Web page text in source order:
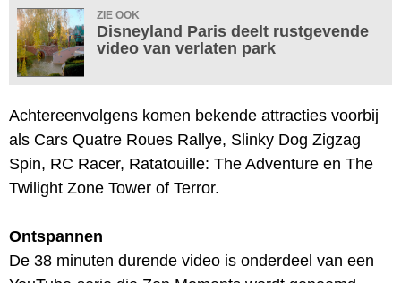
ZIE OOK
Disneyland Paris deelt rustgevende
video van verlaten park
Achtereenvolgens komen bekende attracties voorbij
als Cars Quatre Roues Rallye, Slinky Dog Zigzag
Spin, RC Racer, Ratatouille: The Adventure en The
Twilight Zone Tower of Terror.
Ontspannen
De 38 minuten durende video is onderdeel van een